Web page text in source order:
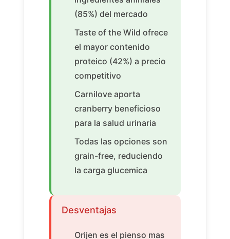
(85%) del mercado
Taste of the Wild ofrece
el mayor contenido
proteico (42%) a precio
competitivo
Carnilove aporta
cranberry beneficioso
para la salud urinaria
Todas las opciones son
grain-free, reduciendo
la carga glucemica
Desventajas
Orijen es el pienso mas